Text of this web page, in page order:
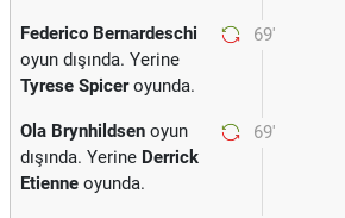
69'
Federico Bernardeschi
oyun dışında. Yerine
Tyrese Spiceroyunda.
69'
Ola Brynhildsen oyun
dışında. Yerine Derrick
Etienne oyunda.